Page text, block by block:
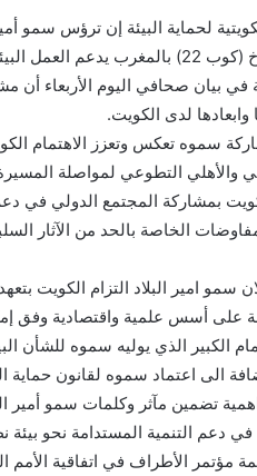
لحماية البيئة إن ترؤس سمو
على المستوى المحلي.
بيان صحافي اليوم الأربعاء أن
وابعادها لدى الكويت.
سموه تعكس وتعزز الاهتمام
والأهلي التطوعي لمواصلة
بمشاركة المجتمع الدولي في
الخاصة بالحد من الآثار
سمو امير البلاد التزام الكويت
على أسس علمية واقتصادية وفق
الكبير الذي يوليه سموه
الى اعتماد سموه لقانون حماية
تضمين مآثر وكلمات سمو أمير
دعم التنمية المستدامة نحو بيئة